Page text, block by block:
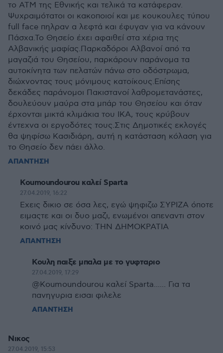
το ΑΤΜ της Εθνικής και τελικά τα κατάφεραν.
Ψυχραιμότατοι οι κακοποιοί και με κουκουλες τύπου
full face πηλραν α λεφτά και έφυγαν για να κάνουν
Πάσχα.Το Θησείο έχει αφαιθεί στα χέρια της
Αλβανικής μαφίας.Παρκαδόροι Αλβανοί από τα
μαγαζιά του Θησείου, παρκάρουν παράνομα τα
αυτοκίνητα των πελατών πάνω στο οδόστρωμα,
διώχνοντας τους μόνιμους κατοίκους.Επίσης
δεκάδες παράνομοι Πακιστανοί λαθρομετανάστες,
δουλεύουν μαύρα στα μπάρ του Θησείου και όταν
έρχονται μικτά κλιμάκια του ΙΚΑ, τους κρύβουν
έντεχνα οι εργοδότες τους.Στις Δημοτικές εκλογές
θα ψηφίσω Κασιδιάρη, αυτή η κατάσταση κόλαση για
το Θησείο δεν πάει άλλο.
ΑΠΑΝΤΗΣΗ
Koumoundourou καλεί Sparta
27.04.2019, 16:22
Εχεις δικιο σε όσα λες, εγώ ψηφιζω ΣΥΡΙΖΑ όποτε
ειμαςτε και οι δυο μαζι, ενωμένοι απεναντι στον
κοινό μας κίνδυνο: ΤΗΝ ΔΗΜΟΚΡΑΤΙΑ
ΑΠΑΝΤΗΣΗ
Κουλη παιξε μπαλα με το γυφταριο
27.04.2019, 17:29
@Koumoundourou καλεί Sparta...... Για τα
πανηγυρια εισαι φιλελε
ΑΠΑΝΤΗΣΗ
Νικος
27.04.2019, 15:53